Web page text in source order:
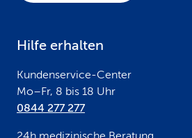
Hilfe erhalten
Kundenservice-Center
Mo–Fr, 8 bis 18 Uhr
0844 277 277